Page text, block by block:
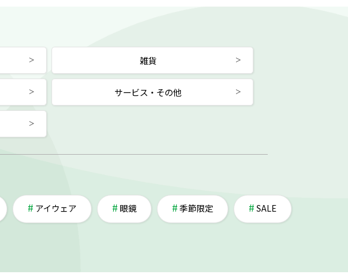
雑貨
サービス・その他
アイウェア 眼鏡 季節限定 SALE